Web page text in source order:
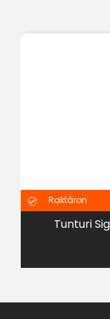
Raktáron
Tunturi